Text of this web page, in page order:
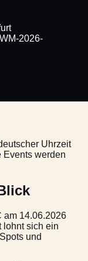
Uhrzeit
Events werden
am 14.06.2026
lohnt sich ein
und